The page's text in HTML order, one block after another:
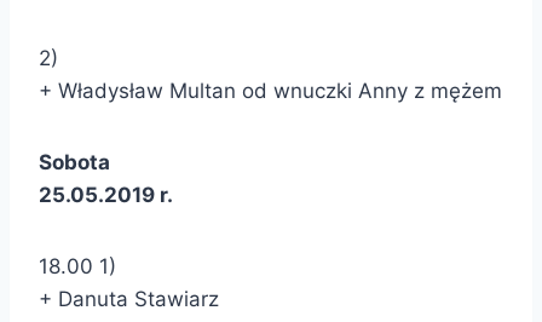
2)
+ Władysław Multan od wnuczki Anny z mężem
Sobota
25.05.2019 r.
18.00 1)
+ Danuta Stawiarz